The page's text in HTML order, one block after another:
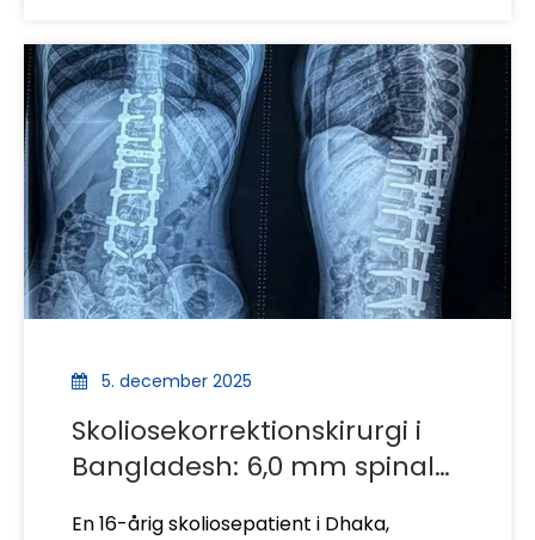
fibulær pladefiksering. Casen demonstrerer
brugen af ​​et distalt tibial neglesystem til stabil
fiksering i den distale tibiale region, hvilket
giver en klinisk reference for ortopædiske
distributører, hospitaler og kirurgiske teams,
der evaluerer løsninger til fiksering af
tibialfraktur.
5. december 2025
Skoliosekorrektionskirurgi i
Bangladesh: 6,0 mm spinal
En 16-årig skoliosepatient i Dhaka,